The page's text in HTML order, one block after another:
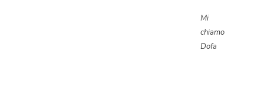
Mi
chiamo
Dofa